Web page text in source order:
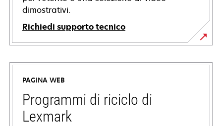
dimostrativi.
Richiedi supporto tecnico
si
apre
una
nuova
scheda
PAGINA WEB
Programmi di riciclo di
Lexmark